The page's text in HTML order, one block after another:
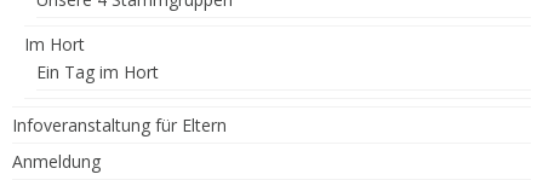
Im Hort
Ein Tag im Hort
Infoveranstaltung für Eltern
Anmeldung